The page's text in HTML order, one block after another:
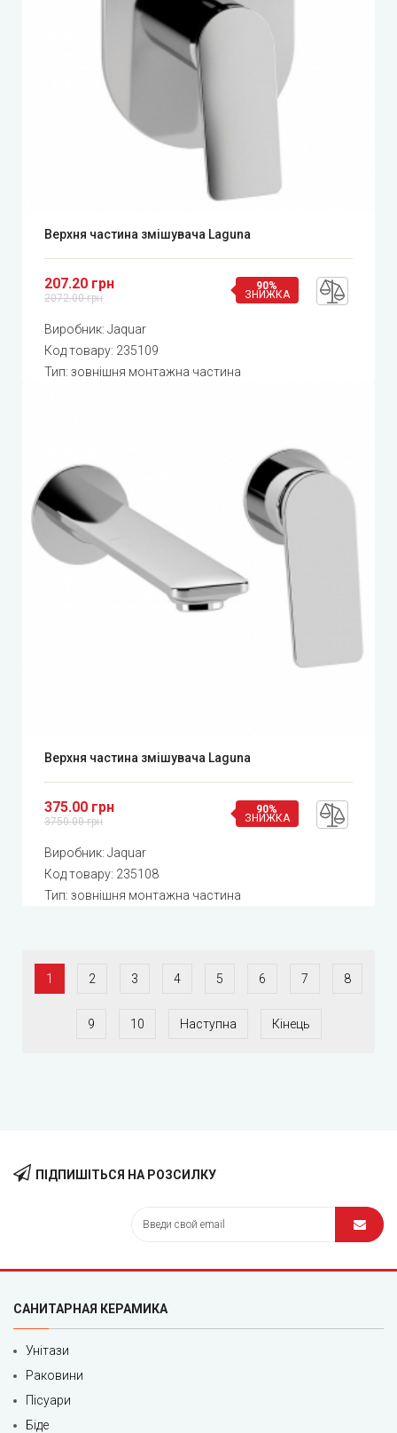
Верхня частина змішувача Laguna
207.20 грн
2072.00 грн
90%
ЗНИЖКА
Виробник: Jaquar
Код товару: 235109
Тип: зовнішня монтажна частина
Верхня частина змішувача Laguna
375.00 грн
3750.00 грн
90%
ЗНИЖКА
Виробник: Jaquar
Код товару: 235108
Тип: зовнішня монтажна частина
1 2 3 4 5 6 7 8
9 10 Наступна Кінець
ПІДПИШІТЬСЯ НА РОЗСИЛКУ
САНИТАРНАЯ КЕРАМИКА
Унітази
Раковини
Пісуари
Біде